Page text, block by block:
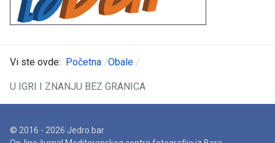
Vi ste ovde: Početna Obale
U IGRI I ZNANJU BEZ GRANICA
© 2016 - 2026 Jedro.bar